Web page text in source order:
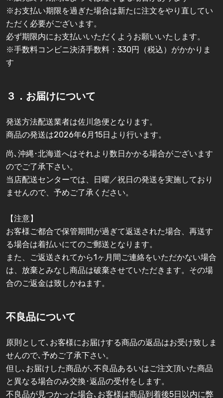
※お支払い期限を過ぎた場合は新たに注文をやり直してい
ただく必要がございます。
必ず期限内にお支払いいただくようお願いいたします。
※手数料コンビニ決済手数料：330円（税込）がかかりま
す
３．お届けについて
発送方法配送業者は佐川急便となります。
商品の発送は2026年6月15日より行います。
尚､沖縄･北海道へはそれより数日かかる場合がございます
のでご了承下さい。
当店配送センターでは、日曜／祝日の発送を実施しており
ませんので、予めご了承ください。
【注意】
お客様ご都合で保管期間が過ぎて返送された場合、再送す
る場合は着払いにてのご郵送となります。
また、ご返送されてから1ヶ月間ご連絡をいただかない場合
は、放棄とみなし商品は破棄させていただきます。その場
合のご返金は致しかねます。
不良品について
原則として､お客様にお届けする商品の返品はお受け致しま
せんので､予めご了承下さい。
但し､お届けした商品が､不良品あるいはご注文頂いた商品
と異なる場合のみ交換･返品の受付をします。
不良品が見つかった場合､お客様は商品到着後5日以内に弊